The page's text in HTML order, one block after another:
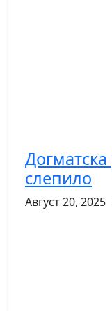
слепило
Август 20, 2025